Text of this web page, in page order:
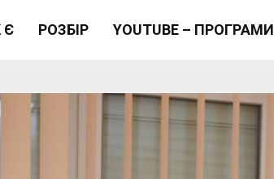
Є РОЗБІР YOUTUBE – ПРОГРАМИ